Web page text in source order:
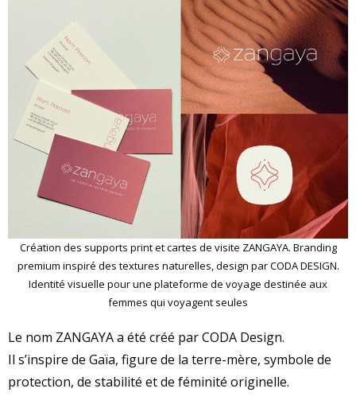
Création des supports print et cartes de visite ZANGAYA. Branding
premium inspiré des textures naturelles, design par CODA DESIGN.
Identité visuelle pour une plateforme de voyage destinée aux
femmes qui voyagent seules
Le nom ZANGAYA a été créé par CODA Design.
Il s’inspire de Gaïa, figure de la terre-mère, symbole de
protection, de stabilité et de féminité originelle.